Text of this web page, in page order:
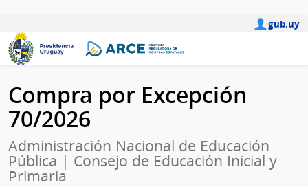
gub.uy
Compra por Excepción
70/2026
Administración Nacional de Educación
Pública | Consejo de Educación Inicial y
Primaria